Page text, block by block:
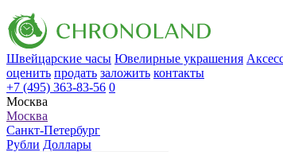
Швейцарские часы Ювелирные украшения
оценить продать заложить контакты
+7 (495) 363-83-56 0
Москва
Москва
Санкт-Петербург
Рубли Доллары